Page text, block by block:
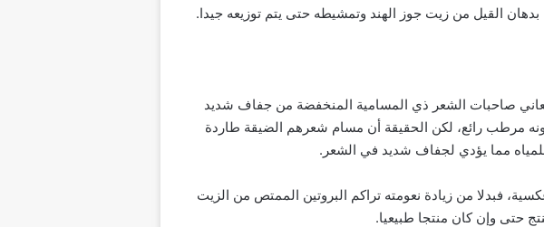
القيل من زيت جوز الهند وتمشيطه حتى يتم توزيعه جيدا.
صاحبات الشعر ذي المسامية المنخفضة من جفاف شديد
مرطب رائع، لكن الحقيقة أن مسام شعرهم الضيقة طاردة
مما يؤدي لجفاف شديد في الشعر.
فبدلا من زيادة نعومته تراكم البروتين الممتص من الزيت
حتى وإن كان منتجا طبيعيا.